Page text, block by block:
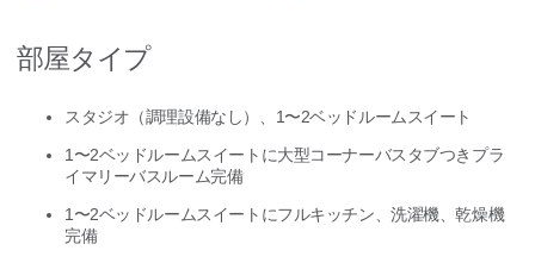
部屋タイプ
スタジオ（調理設備なし）、1〜2ベッドルームスイート
1〜2ベッドルームスイートに大型コーナーバスタブつきプラ
イマリーバスルーム完備
1〜2ベッドルームスイートにフルキッチン、洗濯機、乾燥機
完備